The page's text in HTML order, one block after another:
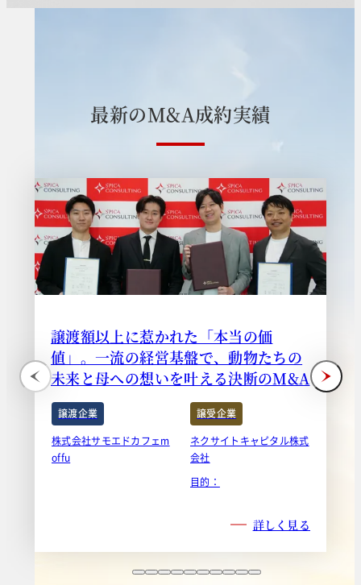
最新のM&A成約実績
譲渡額以上に惹かれた「本当の価
値」。一流の経営基盤で、動物たちの
未来と母への想いを叶える決断のM&A
譲渡企業
譲受企業
株式会社サモエドカフェm
offu
ネクサイトキャピタル株式
会社
目的：
詳しく見る